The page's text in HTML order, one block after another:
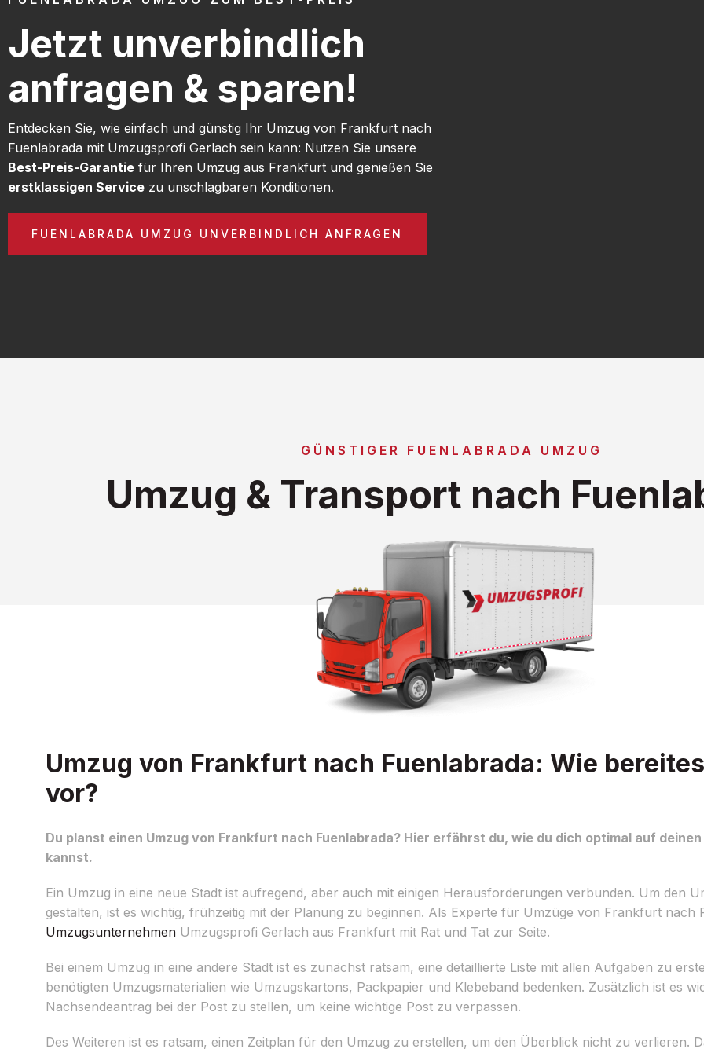
Jetzt unverbindlich
anfragen & sparen!
Entdecken Sie, wie einfach und günstig Ihr Umzug von Frankfurt nach
Fuenlabrada mit Umzugsprofi Gerlach sein kann: Nutzen Sie unsere
Best-Preis-Garantie für Ihren Umzug aus Frankfurt und genießen Sie
erstklassigen Service zu unschlagbaren Konditionen.
FUENLABRADA UMZUG UNVERBINDLICH ANFRAGEN
GÜNSTIGER FUENLABRADA UMZUG
Umzug & Transport nach
Umzug von Frankfurt nach Fuenlabrada: Wie
vor?
Du planst einen Umzug von Frankfurt nach Fuenlabrada? Hier erfährst du, wie du dich optimal auf
kannst.
Ein Umzug in eine neue Stadt ist aufregend, aber auch mit einigen Herausforderungen verbunden. Um den
gestalten, ist es wichtig, frühzeitig mit der Planung zu beginnen. Als Experte für Umzüge von Frankfurt nach
Umzugsunternehmen Umzugsprofi Gerlach aus Frankfurt mit Rat und Tat zur Seite.
Bei einem Umzug in eine andere Stadt ist es zunächst ratsam, eine detaillierte Liste mit allen Aufgaben zu
benötigten Umzugsmaterialien wie Umzugskartons, Packpapier und Klebeband bedenken. Zusätzlich ist es
Nachsendeantrag bei der Post zu stellen, um keine wichtige Post zu verpassen.
Des Weiteren ist es ratsam, einen Zeitplan für den Umzug zu erstellen, um den Überblick nicht zu verlieren.